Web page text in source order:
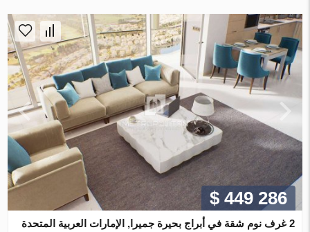
$ 449 286
2 غرف نوم شقة في أبراج بحيرة جميرا, الإمارات العربية المتحدة